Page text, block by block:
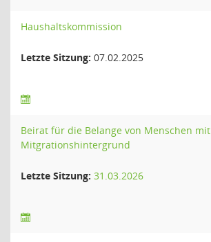
Haushaltskommission
Letzte Sitzung: 07.02.2025
Beirat für die Belange von Menschen mit
Mitgrationshintergrund
Letzte Sitzung: 31.03.2026